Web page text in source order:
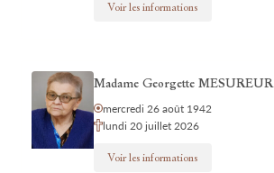
Voir les informations
Madame Georgette MESUREUR
mercredi 26 août 1942
lundi 20 juillet 2026
Voir les informations